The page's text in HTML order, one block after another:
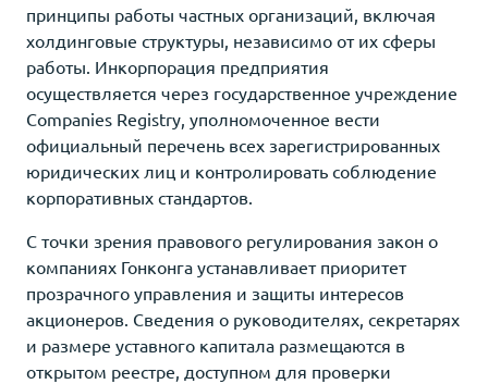
принципы работы частных организаций, включая
холдинговые структуры, независимо от их сферы
работы. Инкорпорация предприятия
осуществляется через государственное учреждение
Companies Registry, уполномоченное вести
официальный перечень всех зарегистрированных
юридических лиц и контролировать соблюдение
корпоративных стандартов.
С точки зрения правового регулирования закон о
компаниях Гонконга устанавливает приоритет
прозрачного управления и защиты интересов
акционеров. Сведения о руководителях, секретарях
и размере уставного капитала размещаются в
открытом реестре, доступном для проверки